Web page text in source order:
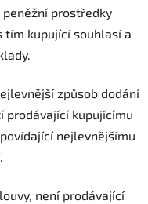
prostředky
tím kupující souhlasí a
způsob dodání
prodávající kupujícímu
nejlevnějšímu
není prodávající